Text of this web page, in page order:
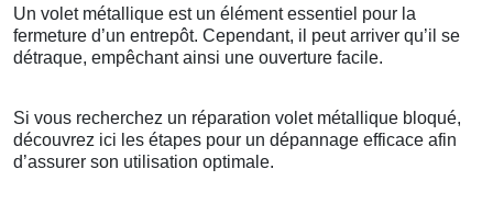
Un volet métallique est un élément essentiel pour la
fermeture d’un entrepôt. Cependant, il peut arriver qu’il se
détraque, empêchant ainsi une ouverture facile.
Si vous recherchez un réparation volet métallique bloqué,
découvrez ici les étapes pour un dépannage efficace afin
d’assurer son utilisation optimale.